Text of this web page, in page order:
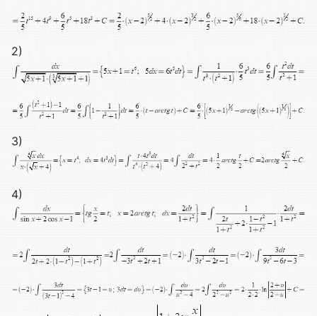
2)
3)
4)